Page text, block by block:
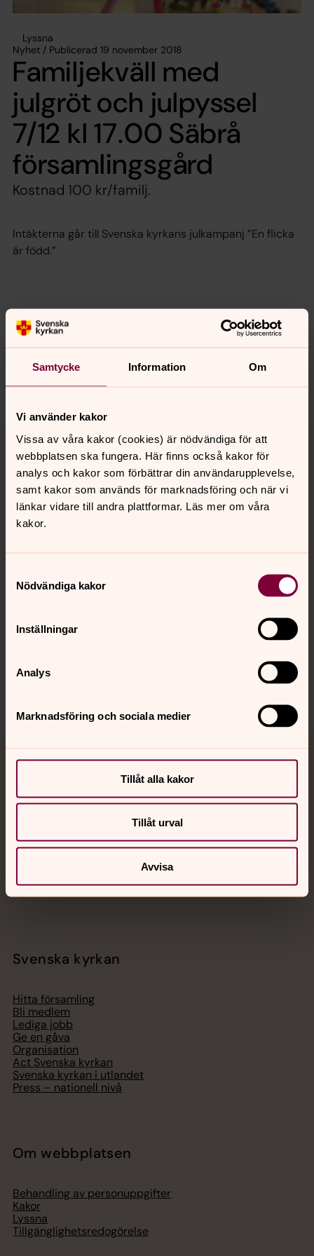
Samtycke Information Om
Vi använder kakor
Vissa av våra kakor (cookies) är nödvändiga för att
webbplatsen ska fungera. Här finns också kakor för
analys och kakor som förbättrar din användarupplevelse,
samt kakor som används för marknadsföring och när vi
länkar vidare till andra plattformar. Läs mer om våra
kakor.
Nödvändiga kakor
Inställningar
Analys
Marknadsföring och sociala medier
Tillåt alla kakor
Tillåt urval
Avvisa
Lyssna
Nyhet / Publicerad 19 november 2018
Familjekväll med
julgröt och julpyssel
7/12 kl 17.00 Säbrå
församlingsgård
Kostnad 100 kr/familj.
Intäkterna går till Svenska kyrkans julkampanj ”En flicka
är född.”
Synpunkter eller frågor på sidans
innehåll?
harnosand.pastorat@svenskakyrkan.se
Dela
Kontakt
Kalender
Akut samtals- och krisstöd. Prata eller chatta anonymt
med en präst på kvällar och nätter.
Telefon 112
Svenska kyrkan
Hitta församling
Bli medlem
Lediga jobb
Ge en gåva
Organisation
Act Svenska kyrkan
Svenska kyrkan i utlandet
Press – nationell nivå
Om webbplatsen
Behandling av personuppgifter
Kakor
Lyssna
Tillgänglighetsredogörelse